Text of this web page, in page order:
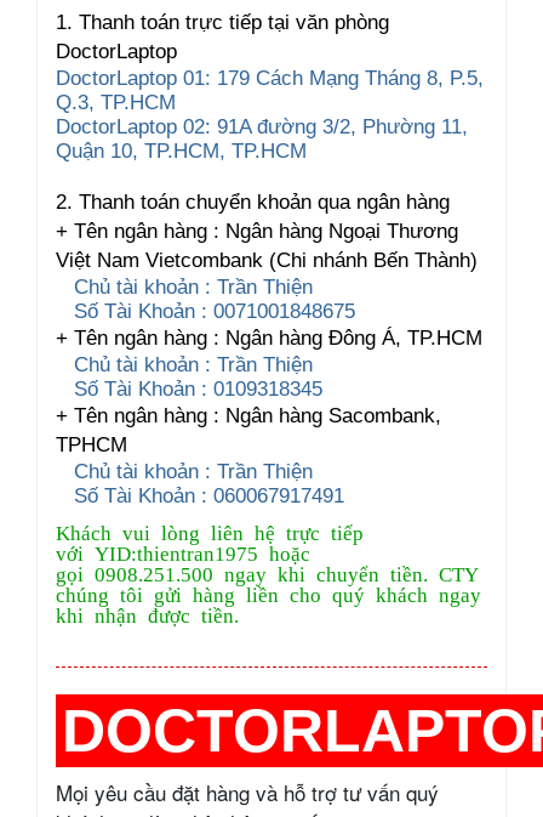
1. Thanh toán trực tiếp tại văn phòng
DoctorLaptop
DoctorLaptop 01: 179 Cách Mạng Tháng 8, P.5,
Q.3, TP.HCM
DoctorLaptop 02: 91A đường 3/2, Phường 11,
Quận 10, TP.HCM, TP.HCM
2. Thanh toán chuyển khoản qua ngân hàng
+ Tên ngân hàng : Ngân hàng Ngoại Thương
Việt Nam Vietcombank (Chi nhánh Bến Thành)
Chủ tài khoản : Trần Thiện
Số Tài Khoản : 0071001848675
+ Tên ngân hàng : Ngân hàng Đông Á, TP.HCM
Chủ tài khoản : Trần Thiện
Số Tài Khoản : 0109318345
+ Tên ngân hàng : Ngân hàng Sacombank,
TPHCM
Chủ tài khoản : Trần Thiện
Số Tài Khoản : 060067917491
Khách vui lòng liên hệ trực tiếp
với YID:thientran1975 hoặc
gọi 0908.251.500 ngay khi chuyển tiền. CTY
chúng tôi gửi hàng liền cho quý khách ngay
khi nhận được tiền.
Mọi yêu cầu đặt hàng và hỗ trợ tư vấn quý